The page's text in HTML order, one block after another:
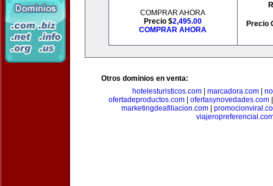
COMPRAR AHORA
Precio $2,495.00
COMPRAR AHORA
Precio
Otros dominios en venta:
hotelesturisticos.com
marcadora.com
ofertadeproductos.com| ofertasynovedades.com
marketingdeafiliacion.com|